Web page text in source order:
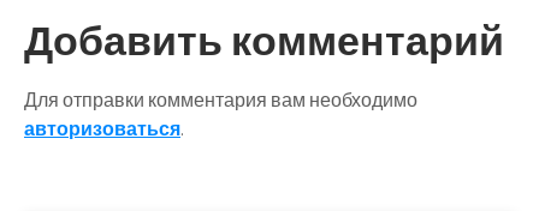
Добавить комментарий
Для отправки комментария вам необходимо
авторизоваться.